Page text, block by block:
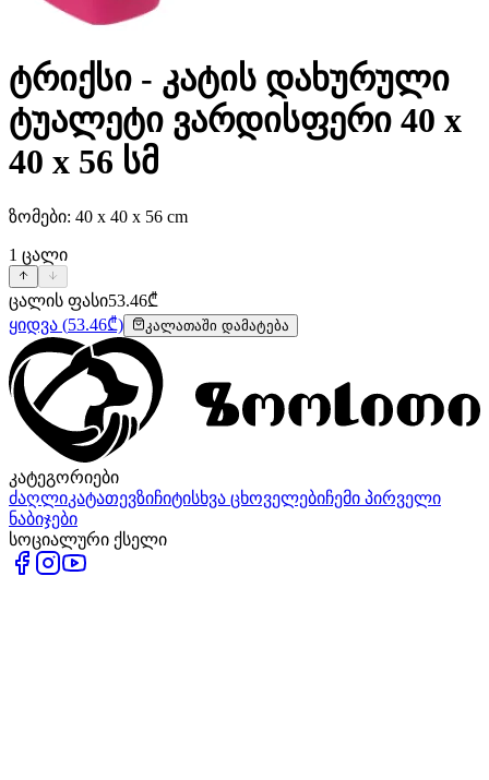
ტრიქსი - კატის დახურული
ტუალეტი ვარდისფერი 40 x
40 x 56 სმ
ზომები: 40 x 40 x 56 cm
1 ცალი
ცალის ფასი53.46₾
ყიდვა (53.46₾) კალათაში დამატება
კატეგორიები
ძაღლიკატათევზიჩიტისხვა ცხოველებიჩემი პირველი
ნაბიჯები
სოციალური ქსელი